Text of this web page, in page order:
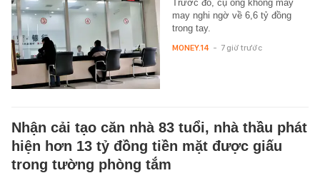
Trước đó, cụ ông không mảy
may nghi ngờ về 6,6 tỷ đồng
trong tay.
MONEY.14 - 7 giờ trước
Nhận cải tạo căn nhà 83 tuổi, nhà thầu phát
hiện hơn 13 tỷ đồng tiền mặt được giấu
trong tường phòng tắm